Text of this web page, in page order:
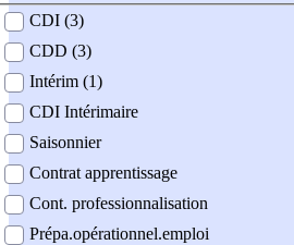
contrat
CDI (3)
CDD (3)
Intérim (1)
CDI Intérimaire
Saisonnier
Contrat apprentissage
Cont. professionnalisation
Prépa.opérationnel.emploi